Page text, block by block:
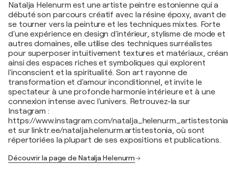
Natalja Helenurm est une artiste peintre estonienne qui a
débuté son parcours créatif avec la résine époxy, avant de
se tourner vers la peinture et les techniques mixtes. Forte
d'une expérience en design d'intérieur, stylisme de mode et
autres domaines, elle utilise des techniques surréalistes
pour superposer intuitivement textures et matériaux,
ainsi des espaces riches et symboliques qui explorent
l'inconscient et la spiritualité. Son art rayonne de
transformation et d'amour inconditionnel, et invite le
spectateur à une profonde harmonie intérieure et à une
connexion intense avec l'univers. Retrouvez-la sur
Instagram :
https://www.instagram.com/
et sur linktr.ee/natalja.helenurm.artistestonia, où sont
répertoriées la plupart de ses expositions et publications.
Découvrir la page de Natalja Helenurm